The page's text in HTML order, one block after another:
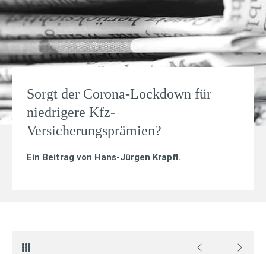
Sorgt der Corona-Lockdown für
niedrigere Kfz-
Versicherungsprämien?
Ein Beitrag von Hans-Jürgen Krapfl.